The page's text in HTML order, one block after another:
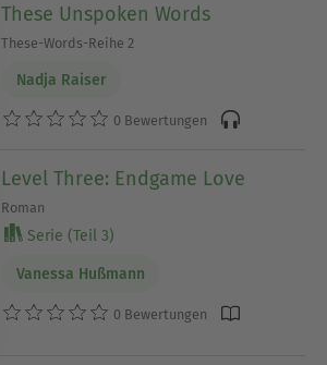
These Unspoken Words
These-Words-Reihe 2
Nadja Raiser
0 Bewertungen
Level Three: Endgame Love
Roman
Serie (Teil 3)
Vanessa Hußmann
0 Bewertungen